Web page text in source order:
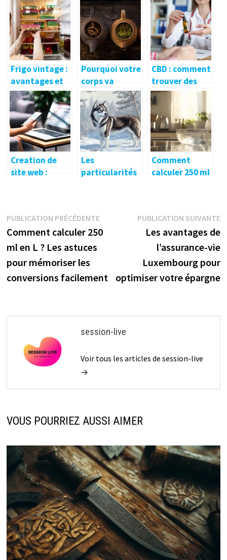
Frigo vintage :
avantages et
inconvénients,
pour vous faire
savoir
Pourquoi votre
corps va
adorer le the
Matcha
CBD : comment
trouver des
produits de
haute qualite ?
Creation de
site web :
Les
particularités
aux origines
ancestrales
Comment
calculer 250 ml
conversions
facilement
Navigation
de
l’article
PUBLICATION PRÉCÉDENTEPublication
précédente :
Comment calculer 250
ml en L ? Les astuces
pour mémoriser les
conversions facilement
PUBLICATION SUIVANTE
Les avantages de
l’assurance-vie
Luxembourg pour
optimiser votre épargne
session-live
Voir tous les articles de session-live
→
VOUS POURRIEZ AUSSI AIMER